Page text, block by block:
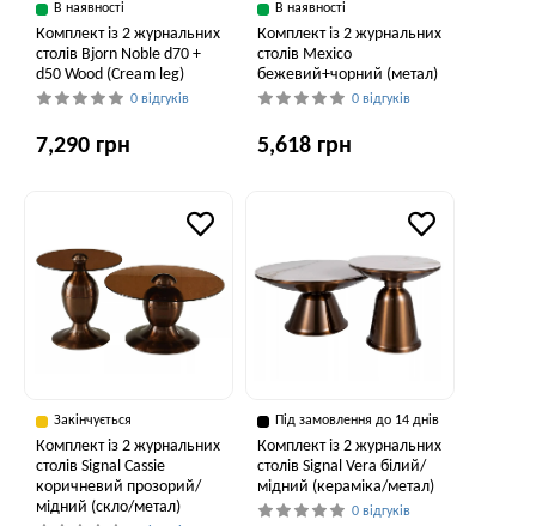
В наявності
Комплект із 2 журнальних
столів Bjorn Noble d70 +
d50 Wood (Cream leg)
0 відгуків
7,290 грн
В наявності
Комплект із 2 журнальних
столів Mexico
бежевий+чорний (метал)
0 відгуків
5,618 грн
Закінчується
Комплект із 2 журнальних
столів Signal Cassie
коричневий прозорий/
мідний (скло/метал)
Під замовлення до 14 днів
Комплект із 2 журнальних
столів Signal Vera білий/
мідний (кераміка/метал)
0 відгуків